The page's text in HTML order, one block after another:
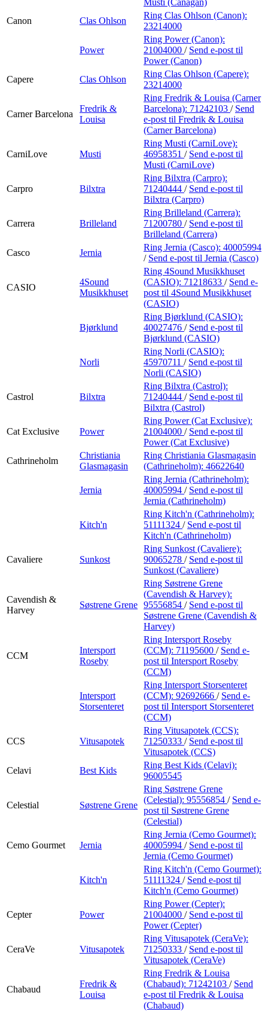
Canon
Clas Ohlson
Ring Clas Ohlson (Canon):
23214000
Power
Ring Power (Canon):
21004000 / Send e-post til
Power (Canon)
Capere
Clas Ohlson
Ring Clas Ohlson (Capere):
23214000
Carner Barcelona
Fredrik &
Louisa
Ring Fredrik & Louisa (Carner
Barcelona): 71242103 / Send
e-post til Fredrik & Louisa
(Carner Barcelona)
CarniLove Musti
Ring Musti (CarniLove):
46958351 / Send e-post til
Musti (CarniLove)
Carpro Bilxtra
Ring Bilxtra (Carpro):
71240444 / Send e-post til
Bilxtra (Carpro)
Carrera Brilleland
Ring Brilleland (Carrera):
71200780 / Send e-post til
Brilleland (Carrera)
Casco
Jernia
Ring Jernia (Casco): 40005994
/ Send e-post til Jernia (Casco)
CASIO
4Sound
Musikkhuset
Ring 4Sound Musikkhuset
(CASIO): 71218633 / Send e-
post til 4Sound Musikkhuset
(CASIO)
Bjørklund
Ring Bjørklund (CASIO):
40027476 / Send e-post til
Bjørklund (CASIO)
Norli
Ring Norli (CASIO):
45970711 / Send e-post til
Norli (CASIO)
Castrol Bilxtra
Ring Bilxtra (Castrol):
71240444 / Send e-post til
Bilxtra (Castrol)
Cat Exclusive Power
Ring Power (Cat Exclusive):
21004000 / Send e-post til
Power (Cat Exclusive)
Cathrineholm
Christiania
Glasmagasin
Ring Christiania Glasmagasin
(Cathrineholm): 46622640
Jernia
Ring Jernia (Cathrineholm):
40005994 / Send e-post til
Jernia (Cathrineholm)
Kitch'n
Ring Kitch'n (Cathrineholm):
51111324 / Send e-post til
Kitch'n (Cathrineholm)
Cavaliere Sunkost
Ring Sunkost (Cavaliere):
90065278 / Send e-post til
Sunkost (Cavaliere)
Cavendish &
Harvey
Søstrene Grene
Ring Søstrene Grene
(Cavendish & Harvey):
95556854 / Send e-post til
Søstrene Grene (Cavendish &
Harvey)
CCM
Intersport
Roseby
Ring Intersport Roseby
(CCM): 71195600 / Send e-
post til Intersport Roseby
(CCM)
Intersport
Storsenteret
Ring Intersport Storsenteret
(CCM): 92692666 / Send e-
post til Intersport Storsenteret
(CCM)
CCS Vitusapotek
Ring Vitusapotek (CCS):
71250333 / Send e-post til
Vitusapotek (CCS)
Celavi
Best Kids
Ring Best Kids (Celavi):
96005545
Celestial Søstrene Grene
Ring Søstrene Grene
(Celestial): 95556854 / Send e-
post til Søstrene Grene
(Celestial)
Cemo Gourmet Jernia
Ring Jernia (Cemo Gourmet):
40005994 / Send e-post til
Jernia (Cemo Gourmet)
Kitch'n
Ring Kitch'n (Cemo Gourmet):
51111324 / Send e-post til
Kitch'n (Cemo Gourmet)
Cepter Power
Ring Power (Cepter):
21004000 / Send e-post til
Power (Cepter)
CeraVe Vitusapotek
Ring Vitusapotek (CeraVe):
71250333 / Send e-post til
Vitusapotek (CeraVe)
Chabaud
Fredrik &
Louisa
Ring Fredrik & Louisa
(Chabaud): 71242103 / Send
e-post til Fredrik & Louisa
(Chabaud)